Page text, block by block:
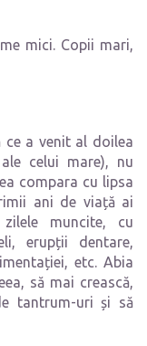
mici. Copii mari,
ce a venit al doilea
celui mare), nu
compara cu lipsa
ani de viață ai
muncite, cu
erupții dentare,
etc. Abia
să mai crească,
tantrum-uri și să